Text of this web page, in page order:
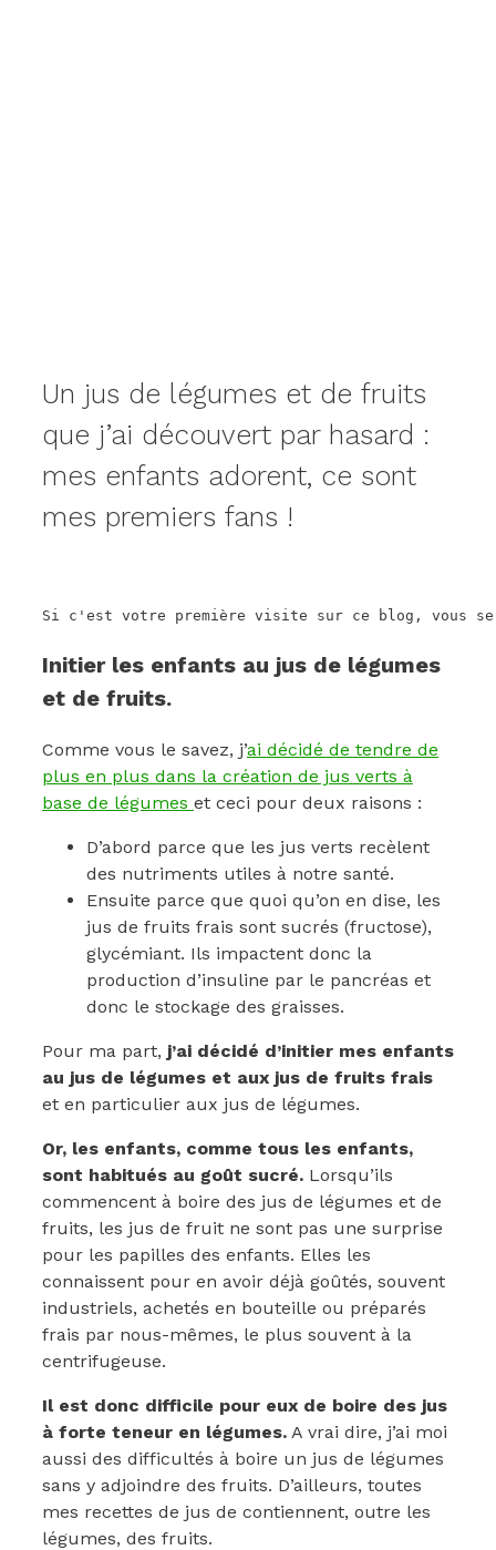
Un jus de légumes et de fruits
que j’ai découvert par hasard :
mes enfants adorent, ce sont
mes premiers fans !
Si c'est votre première visite sur ce blog, vous
Initier les enfants au jus de légumes
et de fruits.
Comme vous le savez, j’ai décidé de tendre de
plus en plus dans la création de jus verts à
base de légumes et ceci pour deux raisons :
D’abord parce que les jus verts recèlent
des nutriments utiles à notre santé.
Ensuite parce que quoi qu’on en dise, les
jus de fruits frais sont sucrés (fructose),
glycémiant. Ils impactent donc la
production d’insuline par le pancréas et
donc le stockage des graisses.
Pour ma part, j’ai décidé d’initier mes enfants
au jus de légumes et aux jus de fruits frais
et en particulier aux jus de légumes.
Or, les enfants, comme tous les enfants,
sont habitués au goût sucré. Lorsqu’ils
commencent à boire des jus de légumes et de
fruits, les jus de fruit ne sont pas une surprise
pour les papilles des enfants. Elles les
connaissent pour en avoir déjà goûtés, souvent
industriels, achetés en bouteille ou préparés
frais par nous-mêmes, le plus souvent à la
centrifugeuse.
Il est donc difficile pour eux de boire des jus
à forte teneur en légumes. A vrai dire, j’ai moi
aussi des difficultés à boire un jus de légumes
sans y adjoindre des fruits. D’ailleurs, toutes
mes recettes de jus de contiennent, outre les
légumes, des fruits.